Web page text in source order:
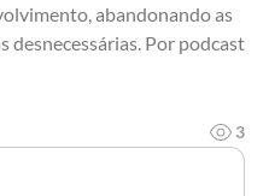
abandonando as
desnecessárias. Por podcast
3